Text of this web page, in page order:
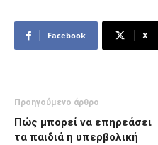
Facebook X
Προηγούμενο άρθρο
Πώς μπορεί να επηρεάσει
τα παιδιά η υπερβολική